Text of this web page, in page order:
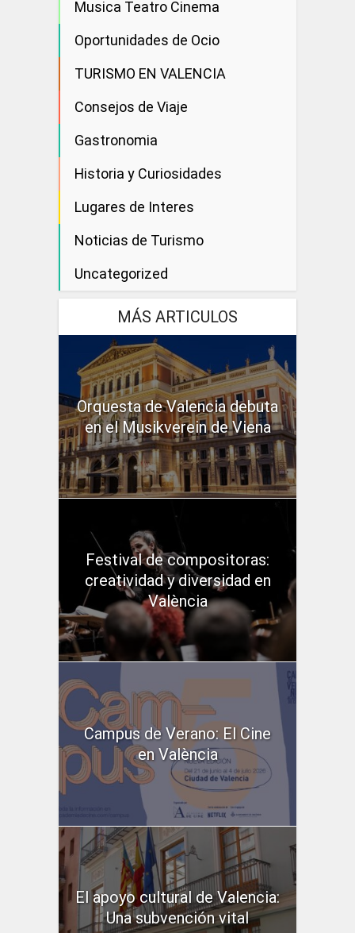
Musica Teatro Cinema
Oportunidades de Ocio
TURISMO EN VALENCIA
Consejos de Viaje
Gastronomia
Historia y Curiosidades
Lugares de Interes
Noticias de Turismo
Uncategorized
MÁS ARTICULOS
Orquesta de Valencia debuta
en el Musikverein de Viena
Festival de compositoras:
creatividad y diversidad en
València
Campus de Verano: El Cine
en València
El apoyo cultural de Valencia:
Una subvención vital